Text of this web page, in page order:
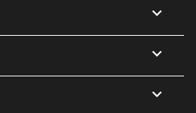


